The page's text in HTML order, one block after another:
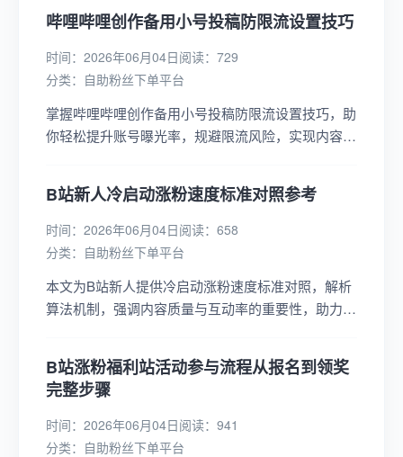
哔哩哔哩创作备用小号投稿防限流设置技巧
时间：2026年06月04日阅读：729
分类： 自助粉丝下单平台
掌握哔哩哔哩创作备用小号投稿防限流设置技巧，助
你轻松提升账号曝光率，规避限流风险，实现内容高
B站新人冷启动涨粉速度标准对照参考
时间：2026年06月04日阅读：658
分类： 自助粉丝下单平台
本文为B站新人提供冷启动涨粉速度标准对照，解析
算法机制，强调内容质量与互动率的重要性，助力新
B站涨粉福利站活动参与流程从报名到领奖
完整步骤
时间：2026年06月04日阅读：941
分类： 自助粉丝下单平台